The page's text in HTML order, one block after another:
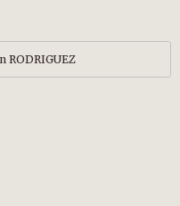
RODRIGUEZ